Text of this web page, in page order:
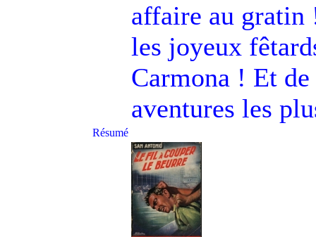
affaire au gratin
les joyeux
Carmona ! Et
aventures les
Résumé